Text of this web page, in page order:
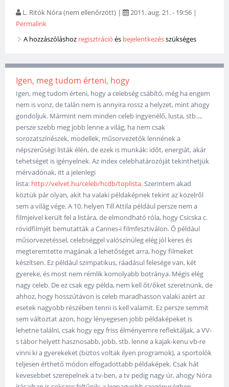
L. Ritók Nóra (nem ellenőrzött) | 2011. aug. 21. - 19:56 |
Permalink
A hozzászóláshoz regisztráció és bejelentkezésszükséges
Igen, meg tudom érteni, hogy
Igen, meg tudom érteni, hogy a celebség csábító, még ha engem
nem is vonz, de talán nem is annyira rossz a helyzet, mint ahogy
gondoljuk. Mármint nem minden celeb ingyenélő, lusta, stb...,
persze szebb meg jobb lenne a világ, ha nem csak
sorozatszínészek, modellek, műsorvezetők lennének a
népszerűségi listák élén, de ezek is munkák: időt, energiát, akár
tehetséget is igényelnek. Az index celebhatározóját tekinthetjük
mérvadónak, itt a jelenlegi
lista: http://velvet.hu/celeb/hcdb/toplista. Szerintem akad
köztük pár olyan, akit ha valaki példaképnek tekint az közelről
sem a világ vége. A 10. helyen Till Attila például persze nem a
filmjeivel került fel a listára, de elmondható róla, hogy Csicska c.
rövidfilmjét bemutatták a Cannes-i filmfesztiválon. Ő például
műsorvezetéssel, celebséggel valószínúleg elég jól keres és
megteremtette magának a lehetőséget arra, hogy filmeket
készítsen. Ez például szimpatikus, ráadásul felesége van, két
gyereke, és most nem rémlik komolyabb botránya. Mégis elég
nagy celeb. De ez csak egy példa, nem kell őt/őket szeretnünk, de
ahhoz, hogy hosszútávon is celeb maradhasson valaki azért az
esetek nagyobb részében tenni is kell valamit. Ez persze semmit
sem változtat azon, hogy lényegesen jobb példaképeket is
lehetne találni, csak hogy egy friss élményemre reflektáljak, a VV-
s tábor helyett hasznosabb, jobb, stb. lenne a kajak-kenu vb-re
vinni ki a gyerekeket (biztos voltak ilyen programok), a sportolók
teljesen érthető módon elfogadottabb példaképek. Csak hát
kevesebbet szerepelnek a tv-ben, a tv pedig nagy úr, ahogy Nóra